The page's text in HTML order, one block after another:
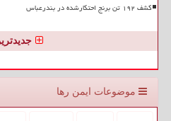
کشف ۱۹۲ تن برنج احتکارشده در بندرعباس
موضوعات ایمن رها